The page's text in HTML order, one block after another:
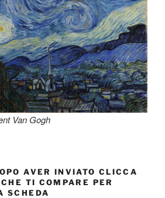
Van Gogh
AVER INVIATO CLICCA
TI COMPARE PER
SCHEDA